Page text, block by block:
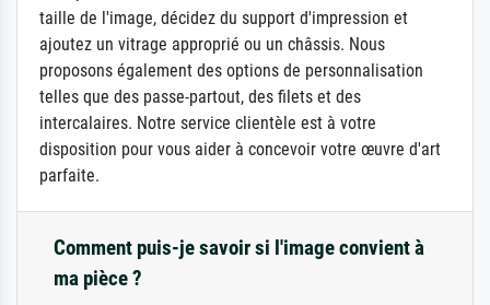
taille de l'image, décidez du support d'impression et
ajoutez un vitrage approprié ou un châssis. Nous
proposons également des options de personnalisation
telles que des passe-partout, des filets et des
intercalaires. Notre service clientèle est à votre
disposition pour vous aider à concevoir votre œuvre d'art
parfaite.
Comment puis-je savoir si l'image convient à
ma pièce ?